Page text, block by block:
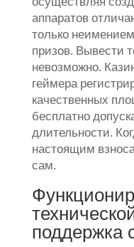
аппаратов
только
призов. Вывести
невозможно.
геймера
качественных
бесплатно
длительности.
настоящим
сам.
поддержка